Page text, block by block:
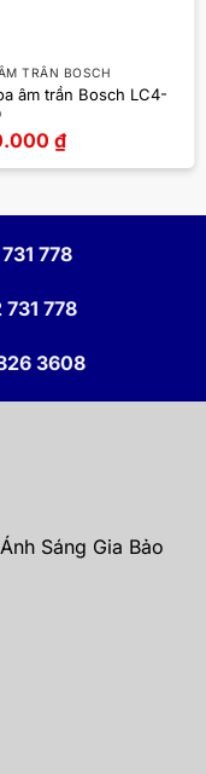
TRẦN BOSCH
âm trần Bosch LC4-
₫
778
778
3608
Sáng Gia Bảo